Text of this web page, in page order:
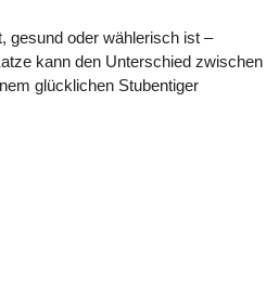
gesund oder wählerisch ist –
kann den Unterschied zwischen
glücklichen Stubentiger